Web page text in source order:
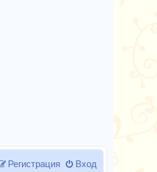
Вход
Регистрация